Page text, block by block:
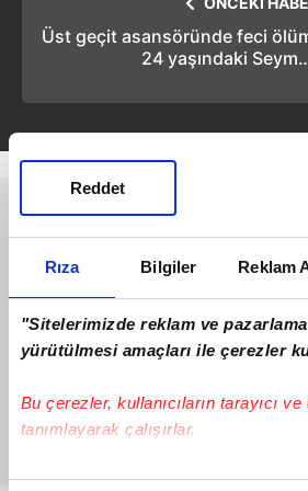
Rıza Bilgiler Reklam
"Sitelerimizde reklam ve
yürütülmesi amaçları ile çerezler
Bu çerezler, kullanıcıların tarayıcı ve
tanımlayarak çalışırlar.
Bu çerezlere izin vermeniz halinde
Reddet
Üst geçit asansöründe feci
24 yaşındaki